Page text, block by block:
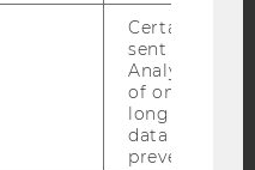
SOCIAL MEDIA
UND STUDIERENDE
Certain data
sent to
Analytics a
of once per
long as it is
data
prevented.